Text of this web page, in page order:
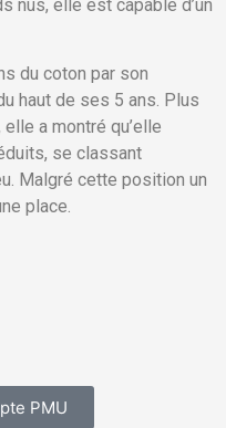
nus, elle est capable d’un
du coton par son
haut de ses 5 ans. Plus
a montré qu’elle
se classant
Malgré cette position un
place.
PMU